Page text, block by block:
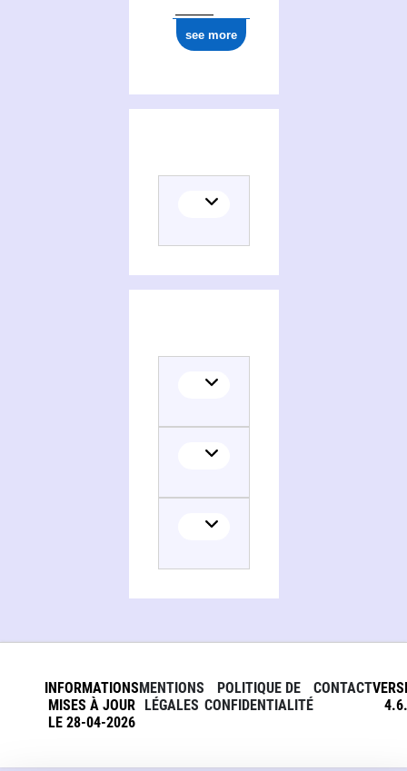
see more
INFORMATIONS
MISES À JOUR
LE 28-04-2026
MENTIONS
LÉGALES
POLITIQUE DE
CONFIDENTIALITÉ
CONTACT